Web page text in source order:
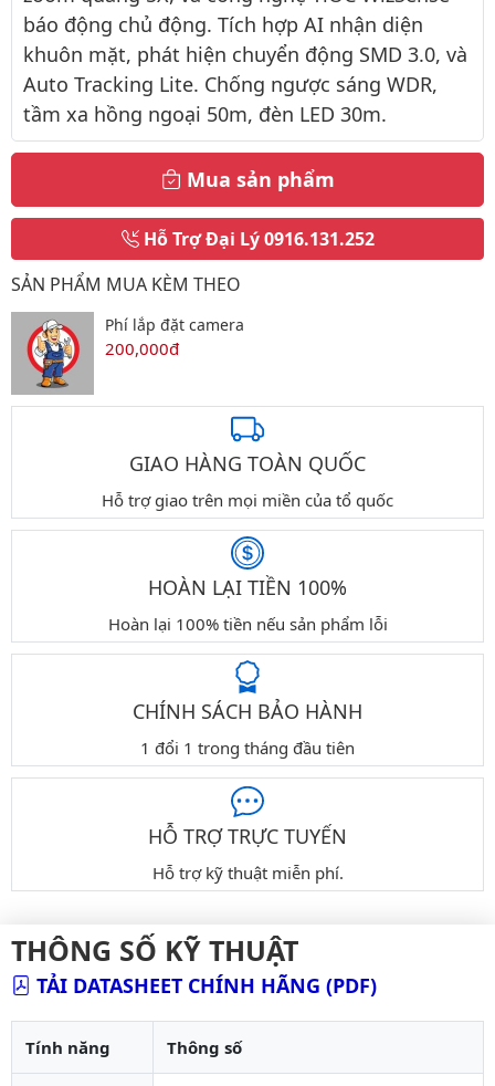
báo động chủ động. Tích hợp AI nhận diện
khuôn mặt, phát hiện chuyển động SMD 3.0, và
Auto Tracking Lite. Chống ngược sáng WDR,
tầm xa hồng ngoại 50m, đèn LED 30m.
Mua sản phẩm
Hỗ Trợ Đại Lý0916.131.252
SẢN PHẨM MUA KÈM THEO
Phí lắp đặt camera
200,000đ
GIAO HÀNG TOÀN QUỐC
Hỗ trợ giao trên mọi miền của tổ quốc
HOÀN LẠI TIỀN 100%
Hoàn lại 100% tiền nếu sản phẩm lỗi
CHÍNH SÁCH BẢO HÀNH
1 đổi 1 trong tháng đầu tiên
HỖ TRỢ TRỰC TUYẾN
Hỗ trợ kỹ thuật miễn phí.
THÔNG SỐ KỸ THUẬT
TẢI DATASHEET CHÍNH HÃNG (PDF)
Tính năng Thông số